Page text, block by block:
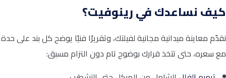
كيف نساعدك في رينوفيت؟
نقدّم معاينة ميدانية مجانية لفيلتك، وتقريرًا فنيًا يوضح كل بند على حدة
مع سعره، حتى تتخذ قرارك بوضوح تام دون التزام مسبق: